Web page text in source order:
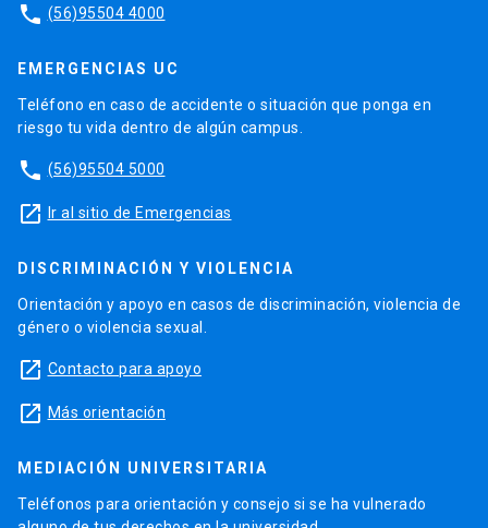
phone (56)95504 4000
EMERGENCIAS UC
Teléfono en caso de accidente o situación que ponga en
riesgo tu vida dentro de algún campus.
phone (56)95504 5000
launch Ir al sitio de Emergencias
DISCRIMINACIÓN Y VIOLENCIA
Orientación y apoyo en casos de discriminación, violencia de
género o violencia sexual.
launch Contacto para apoyo
launch Más orientación
MEDIACIÓN UNIVERSITARIA
Teléfonos para orientación y consejo si se ha vulnerado